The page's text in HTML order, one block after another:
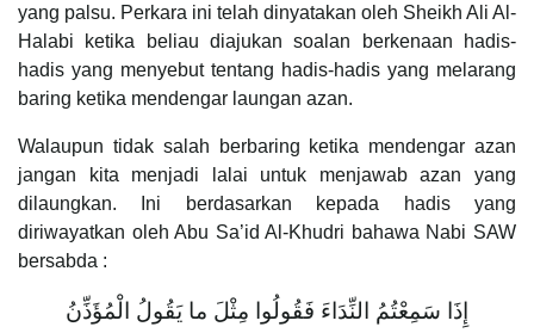
yang palsu. Perkara ini telah dinyatakan oleh Sheikh Ali Al-
Halabi ketika beliau diajukan soalan berkenaan hadis-
hadis yang menyebut tentang hadis-hadis yang melarang
baring ketika mendengar laungan azan.
Walaupun tidak salah berbaring ketika mendengar azan
jangan kita menjadi lalai untuk menjawab azan yang
dilaungkan. Ini berdasarkan kepada hadis yang
diriwayatkan oleh Abu Sa’id Al-Khudri bahawa Nabi SAW
bersabda :
إِذَا سَمِعْتُمُ النِّدَاءَ فَقُولُوا مِثْلَ ما يَقُولُ الْمُؤَذِّنُ